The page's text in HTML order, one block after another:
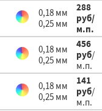
0,18 мм
0,25 мм
288
руб/
м.п.
0,18 мм
0,25 мм
456
руб/
м.п.
0,18 мм
0,25 мм
141
руб/
м.п.